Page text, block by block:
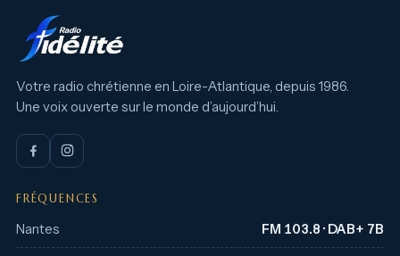
Votre radio chrétienne en Loire-Atlantique, depuis 1986.
Une voix ouverte sur le monde d’aujourd’hui.
FRÉQUENCES
Nantes FM 103.8 · DAB+ 7B